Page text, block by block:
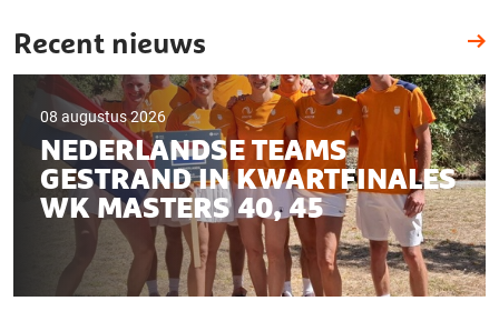
Recent nieuws
08 augustus 2026
NEDERLANDSE TEAMS
GESTRAND IN KWARTFINALES
WK MASTERS 40, 45